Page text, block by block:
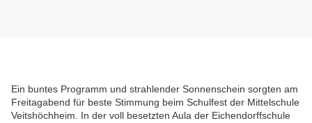
Ein buntes Programm und strahlender Sonnenschein sorgten am
Freitagabend für beste Stimmung beim Schulfest der Mittelschule
Veitshöchheim. In der voll besetzten Aula der Eichendorffschule